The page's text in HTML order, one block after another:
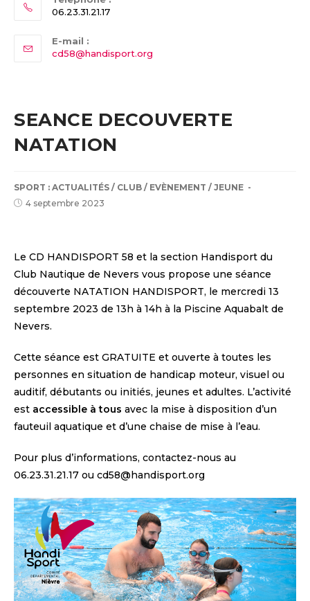
06.23.31.21.17
E-mail :
cd58@handisport.org
SEANCE DECOUVERTE
NATATION
POST
CATEGORY:
SPORT : ACTUALITÉS / CLUB / EVÈNEMENT / JEUNE
Post4 septembre 2023
Le CD HANDISPORT 58 et la section Handisport du
Club Nautique de Nevers vous propose une séance
découverte NATATION HANDISPORT, le mercredi 13
septembre 2023 de 13h à 14h à la Piscine Aquabalt de
Nevers.
Cette séance est GRATUITE et ouverte à toutes les
personnes en situation de handicap moteur, visuel ou
auditif, débutants ou initiés, jeunes et adultes. L’activité
est accessible à tous avec la mise à disposition d’un
fauteuil aquatique et d’une chaise de mise à l’eau.
Pour plus d’informations, contactez-nous au
06.23.31.21.17 ou cd58@handisport.org